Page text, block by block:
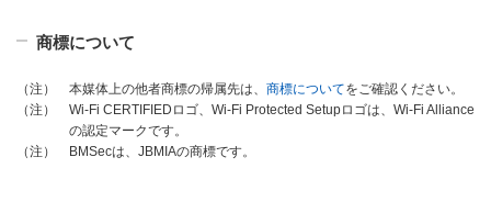
商標について
（注） 本媒体上の他者商標の帰属先は、 商標についてをご確認ください。
（注）
Wi-Fi CERTIFIEDロゴ、Wi-Fi Protected Setupロゴは、Wi-Fi Alliance
の認定マークです。
（注）
BMSecは、JBMIAの商標です。